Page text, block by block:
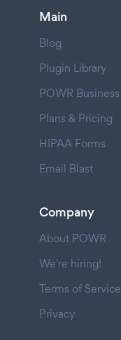
Main
Blog
Plugin Library
POWR Business
Plans & Pricing
HIPAA Forms
Email Blast
Company
About POWR
We're hiring!
Terms of Service
Privacy